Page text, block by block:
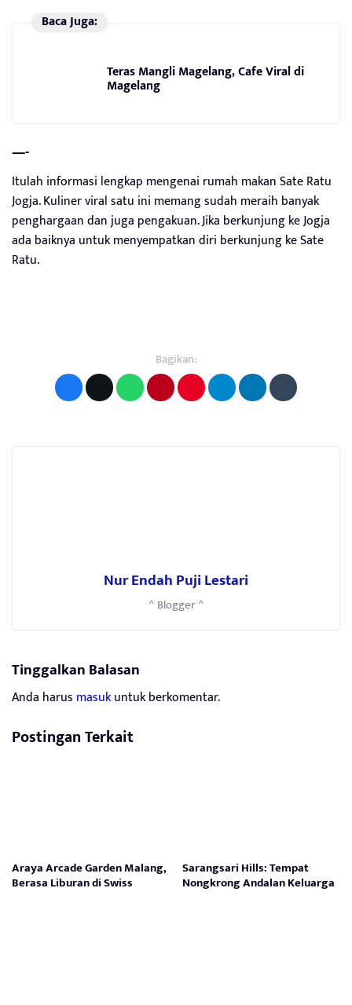
Baca Juga:
Teras Mangli Magelang, Cafe Viral di
Magelang
—-
Itulah informasi lengkap mengenai rumah makan Sate Ratu
Jogja. Kuliner viral satu ini memang sudah meraih banyak
penghargaan dan juga pengakuan. Jika berkunjung ke Jogja
ada baiknya untuk menyempatkan diri berkunjung ke Sate
Ratu.
Bagikan:
Nur Endah Puji Lestari
^ Blogger ^
Tinggalkan Balasan
Anda harus masukuntuk berkomentar.
Postingan Terkait
Araya Arcade Garden Malang,
Berasa Liburan di Swiss
Sarangsari Hills: Tempat
Nongkrong Andalan Keluarga